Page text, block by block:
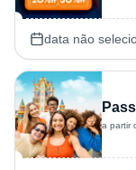
data não
a partir